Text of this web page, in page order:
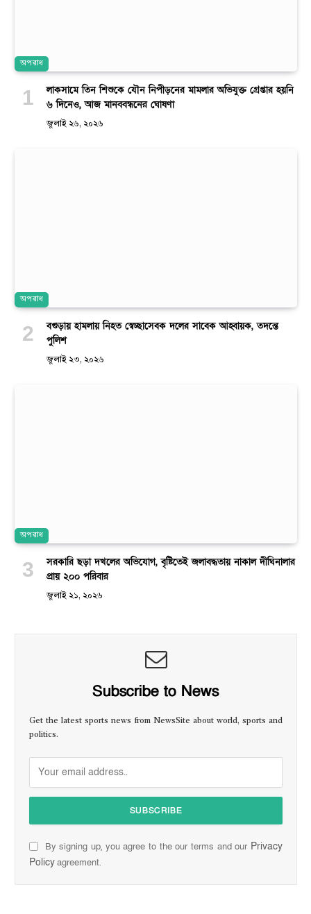
অপরাধ
লাকসামে তিন শিশুকে যৌন নিপীড়নের মামলার অভিযুক্ত গ্রেপ্তার হয়নি
৬ দিনেও, আজ মানববন্ধনের ঘোষণা
জুলাই ২৬, ২০২৬
অপরাধ
বগুড়ায় হামলায় নিহত স্বেচ্ছাসেবক দলের সাবেক আহ্বায়ক, তদন্তে
পুলিশ
জুলাই ২৩, ২০২৬
অপরাধ
সরকারি ছড়া দখলের অভিযোগ, বৃষ্টিতেই জলাবদ্ধতায় নাকাল দীঘিনালার
প্রায় ২০০ পরিবার
জুলাই ২১, ২০২৬
Subscribe to News
Get the latest sports news from NewsSite about world, sports and
politics.
By signing up, you agree to the our terms and our Privacy
Policyagreement.